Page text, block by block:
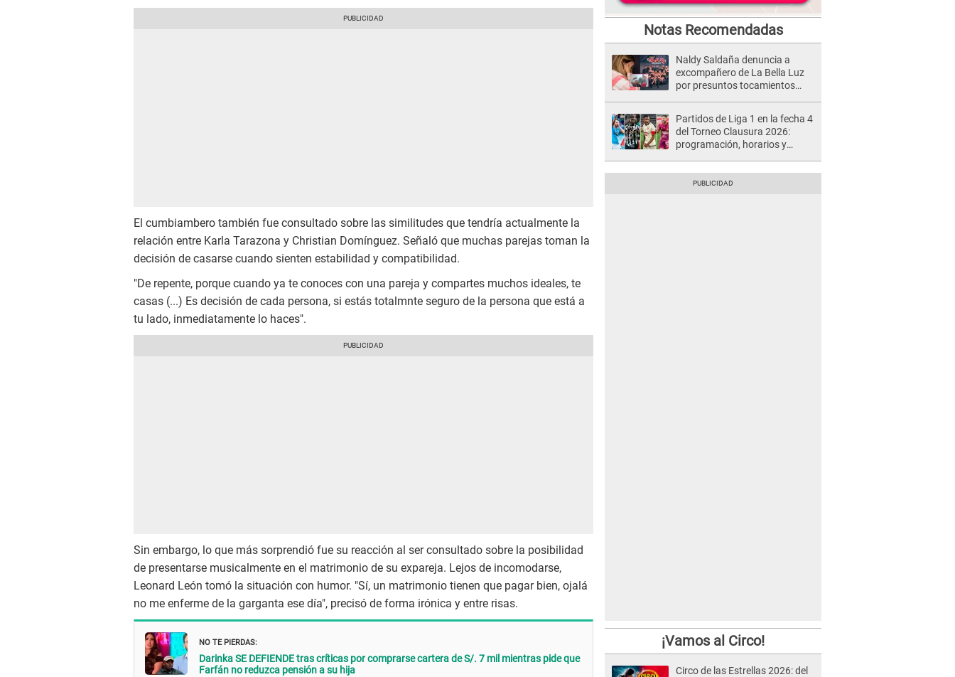
El cumbiambero también fue consultado sobre las similitudes que tendría actualmente la
relación entre Karla Tarazona y Christian Domínguez. Señaló que muchas parejas toman la
decisión de casarse cuando sienten estabilidad y compatibilidad.
"De repente, porque cuando ya te conoces con una pareja y compartes muchos ideales, te
casas (...) Es decisión de cada persona, si estás totalmnte seguro de la persona que está a
tu lado, inmediatamente lo haces".
Sin embargo, lo que más sorprendió fue su reacción al ser consultado sobre la posibilidad
de presentarse musicalmente en el matrimonio de su expareja. Lejos de incomodarse,
Leonard León tomó la situación con humor. "Sí, un matrimonio tienen que pagar bien, ojalá
no me enferme de la garganta ese día", precisó de forma irónica y entre risas.
NO TE PIERDAS:
Darinka SE DEFIENDE tras críticas por comprarse cartera de S/. 7 mil mientras pide que
Farfán no reduzca pensión a su hija
Notas Recomendadas
Naldy Saldaña denuncia a
excompañero de La Bella Luz
por presuntos tocamientos
Partidos de Liga 1 en la fecha 4
del Torneo Clausura 2026:
programación, horarios y
¡Vamos al Circo!
Circo de las Estrellas 2026: del